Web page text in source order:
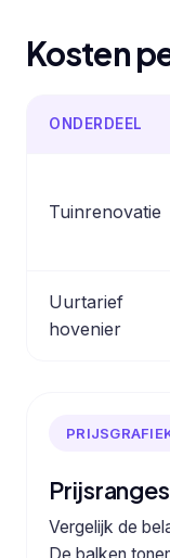
Kosten
ONDERDEEL
Tuinrenovatie
Uurtarief
hovenier
Vergelijk de